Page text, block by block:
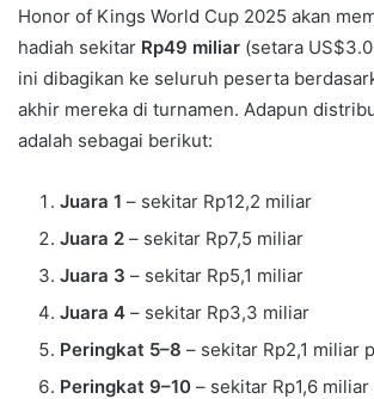
Honor of Kings World Cup 2025 akan
hadiah sekitar Rp49 miliar (setara
ini dibagikan ke seluruh peserta
akhir mereka di turnamen. Adapun
adalah sebagai berikut:
Juara 1 – sekitar Rp12,2 miliar
Juara 2 – sekitar Rp7,5 miliar
Juara 3 – sekitar Rp5,1 miliar
Juara 4 – sekitar Rp3,3 miliar
Peringkat 5–8 – sekitar Rp2,1 miliar
Peringkat 9–10 – sekitar Rp1,6